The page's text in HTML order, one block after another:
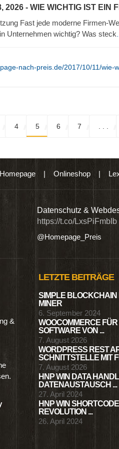
2026 - WIE WICHTIG IST EIN
Fast jede moderne Firmen-
Unternehmen wichtig? Was steck
nach-preis.de/2017/10/11/wie-
4 5 6 7
Homepage| Onlineshop|
Datenschutz &
https://t.co/LxsPiFmbIb
@Homepage_Preis
&
LETZTE BEITRÄGE
SIMPLE BLOCKCHAIN
MINER
6. September 2024
WOOCOMMERCE FÜR
SOFTWARE VON ...
7. August 2026
WORDPRESS REST
SCHNITTSTELLE MIT
7. August 2026
HNP WIN DATA
DATENAUSTAUSCH ...
27. April 2024
HNP WIN
REVOLUTION ...
26. April 2024